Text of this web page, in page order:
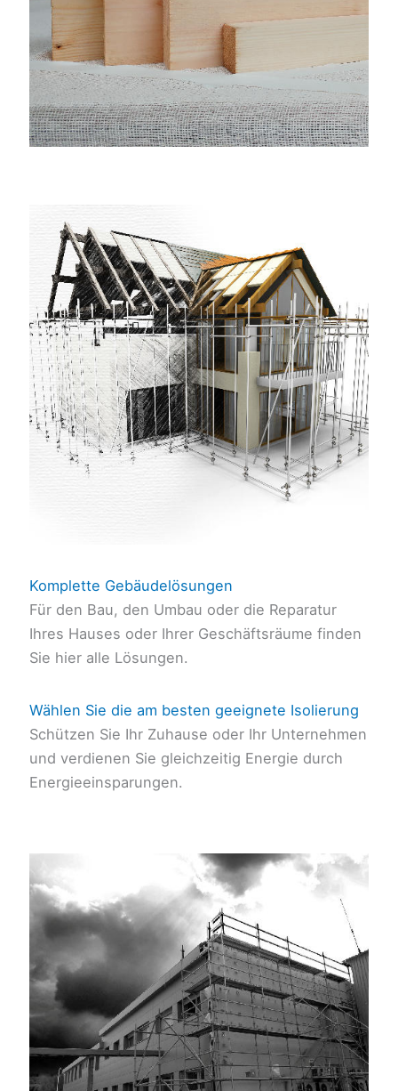
Komplette Gebäudelösungen
Für den Bau, den Umbau oder die Reparatur
Ihres Hauses oder Ihrer Geschäftsräume finden
Sie hier alle Lösungen.
Wählen Sie die am besten geeignete Isolierung
Schützen Sie Ihr Zuhause oder Ihr Unternehmen
und verdienen Sie gleichzeitig Energie durch
Energieeinsparungen.